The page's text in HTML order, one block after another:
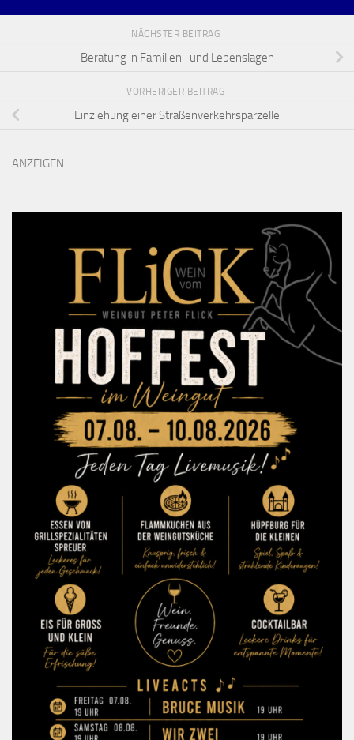
NÄCHSTER BEITRAG
Beratung in Familien- und Lebenslagen
VORHERIGER BEITRAG
Einziehung einer Straßenverkehrsparzelle
ANZEIGEN